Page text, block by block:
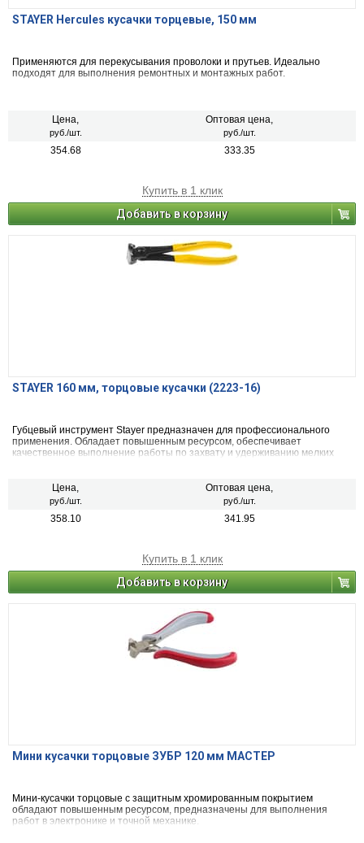
STAYER Hercules кусачки торцевые, 150 мм
Применяются для перекусывания проволоки и прутьев. Идеально
подходят для выполнения ремонтных и монтажных работ.
Цена,
руб./шт.
Оптовая цена,
руб./шт.
354.68 333.35
Купить в 1 клик
Добавить в корзину
STAYER 160 мм, торцовые кусачки (2223-16)
Губцевый инструмент Stayer предназначен для профессионального
применения. Обладает повышенным ресурсом, обеспечивает
качественное выполнение работы по захвату и удерживанию мелких
Цена,
руб./шт.
Оптовая цена,
руб./шт.
358.10 341.95
Купить в 1 клик
Добавить в корзину
Мини кусачки торцовые ЗУБР 120 мм МАСТЕР
Мини-кусачки торцовые с защитным хромированным покрытием
обладают повышенным ресурсом, предназначены для выполнения
работ в электронике и точной механике.